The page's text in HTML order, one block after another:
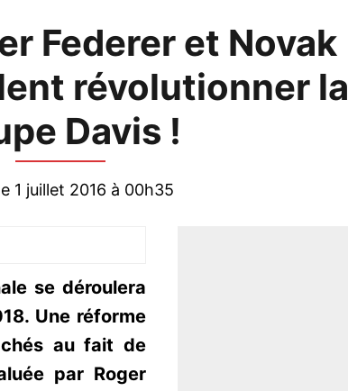
Federer et Novak
révolutionner la
Davis !
1 juillet 2016 à 00h35
se déroulera
Une réforme
au fait de
par Roger